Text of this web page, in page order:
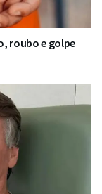
roubo e golpe